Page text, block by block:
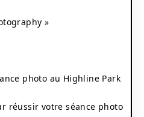
»
photo au Highline Park
réussir votre séance photo